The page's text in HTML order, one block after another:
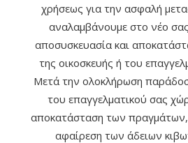
χρήσεως για την ασφαλή
αναλαμβάνουμε στο νέο
αποσυσκευασία και
της οικοσκευής ή του
Μετά την ολοκλήρωση
του επαγγελματικού σας
αποκατάσταση των
αφαίρεση των άδειων